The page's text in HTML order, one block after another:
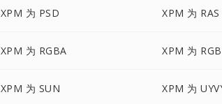
XPM 为 PSD XPM 为 RAS
XPM 为 RGBA XPM 为
XPM 为 SUN XPM 为